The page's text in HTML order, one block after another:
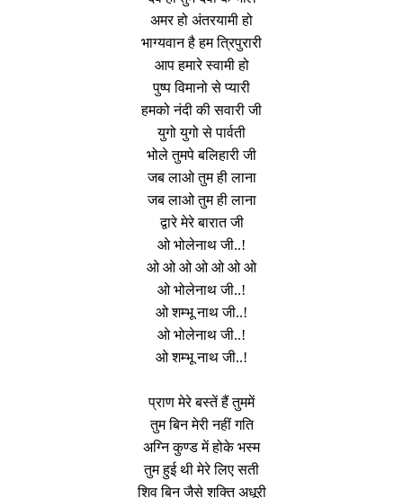
अमर हो अंतरयामी हो
भाग्यवान है हम त्रिपुरारी
आप हमारे स्वामी हो
पुष्प विमानो से प्यारी
हमको नंदी की सवारी जी
युगो युगो से पार्वती
भोले तुमपे बलिहारी जी
जब लाओ तुम ही लाना
जब लाओ तुम ही लाना
द्वारे मेरे बारात जी
ओ भोलेनाथ जी..!
ओ ओ ओ ओ ओ ओ ओ
ओ भोलेनाथ जी..!
ओ शम्भू नाथ जी..!
ओ भोलेनाथ जी..!
ओ शम्भू नाथ जी..!
प्राण मेरे बस्तें हैं तुममें
तुम बिन मेरी नहीं गति
अग्नि कुण्ड में होके भस्म
तुम हुई थी मेरे लिए सती
शिव बिन जैसे शक्ति अधूरी